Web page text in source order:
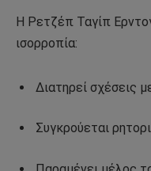
Η Ρετζέπ Ταγίπ
ισορροπία:
Διατηρεί σχέσεις
Συγκρούεται